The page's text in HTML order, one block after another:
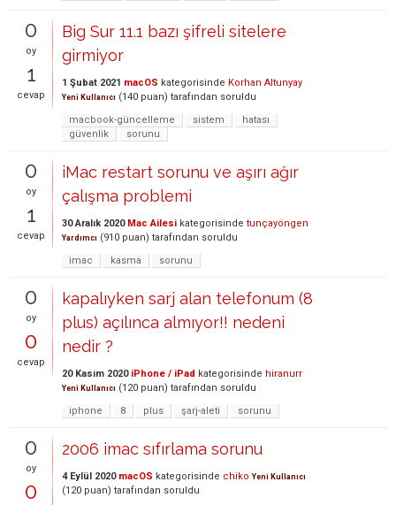
0
oy
1
cevap
Big Sur 11.1 bazı şifreli sitelere
girmiyor
1 Şubat 2021 macOS kategorisinde Korhan Altunyay
Yeni Kullanıcı (140 puan) tarafından soruldu
macbook-güncelleme
sistem
hatası
güvenlik
sorunu
0
oy
1
cevap
iMac restart sorunu ve aşırı ağır
çalışma problemi
30 Aralık 2020 Mac Ailesi kategorisinde tunçayöngen
Yardımcı (910 puan) tarafından soruldu
imac
kasma sorunu
0
oy
0
cevap
kapalıyken sarj alan telefonum (8
plus) açılınca almıyor!! nedeni
nedir ?
20 Kasım 2020 iPhone / iPad kategorisinde hiranurr
Yeni Kullanıcı (120 puan) tarafından soruldu
iphone
8 plus şarj-aleti sorunu
0
oy
0
2006 imac sıfırlama sorunu
4 Eylül 2020 macOS kategorisinde chiko Yeni Kullanıcı
(120 puan) tarafından soruldu